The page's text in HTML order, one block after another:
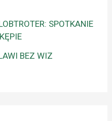
SPOTKANIE
BEZ WIZ